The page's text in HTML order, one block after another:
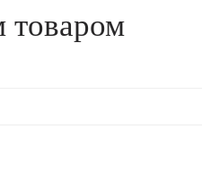
товаром